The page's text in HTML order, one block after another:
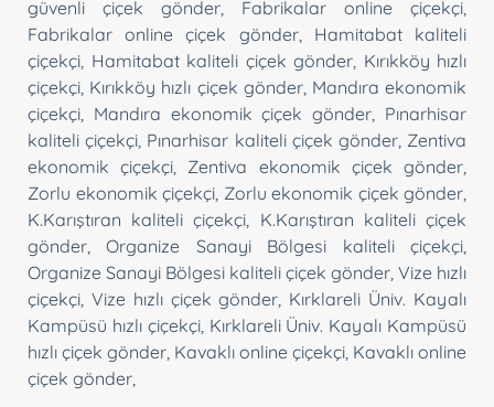
güvenli çiçek gönder
Fabrikalar online çiçekçi
Fabrikalar online çiçek gönder, Hamitabat kaliteli
çiçekçi Hamitabat kaliteli çiçek gönder Kırıkköy hızlı
çiçekçi Kırıkköy hızlı çiçek gönder, Mandıra ekonomik
çiçekçi
Mandıra ekonomik çiçek gönder
Pınarhisar
kaliteli çiçekçi Pınarhisar kaliteli çiçek gönder, Zentiva
ekonomik çiçekçi
Zentiva ekonomik çiçek gönder
Zorlu ekonomik çiçekçi Zorlu ekonomik çiçek gönder
K.Karıştıran kaliteli çiçekçi
K.Karıştıran kaliteli çiçek
gönder ,Organize Sanayi Bölgesi kaliteli çiçekçi
Organize Sanayi Bölgesi kaliteli çiçek gönder Vize hızlı
çiçekçi Vize hızlı çiçek gönder Kırklareli Üniv. Kayalı
Kampüsü hızlı çiçekçi, Kırklareli Üniv. Kayalı Kampüsü
hızlı çiçek gönder Kavaklı online çiçekçi Kavaklı online
çiçek gönder